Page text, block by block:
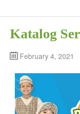
bo
ok
to
do
n
Katalog
February 4, 2021